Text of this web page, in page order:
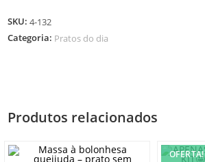
SKU:4-132
Categoria: Pratos do dia
Produtos relacionados
OFERTA!